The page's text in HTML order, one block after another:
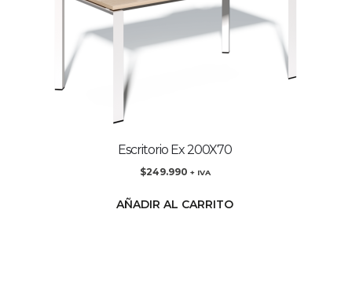
Escritorio Ex 200X70
$249.990 + IVA
AÑADIR AL CARRITO